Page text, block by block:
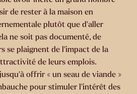
de rester à la maison en
plutôt que d’aller
ne soit pas documenté, de
se plaignent de l’impact de la
de leurs emplois.
offrir « un seau de viande »
pour stimuler l’intérêt des